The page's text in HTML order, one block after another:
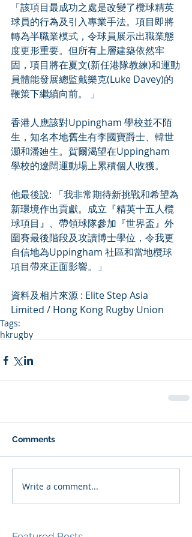
「該項目最成功之處是改變了欖球精英
球員的行為及引入專業手法。項目即將
轉為半職業模式，令球員展示出職業態
度更形重要。但所有上層建築依然牢
固，項目將在夏文(新任港隊教練)和運動
員體能發展總監戴樂克(Luke Davey)的
鞭策下繼續向前。 」
香港人應該對Uppingham 學校並不陌
生，知名本地舊生有李國寶爵士、韓世
灝和潘廸生。賀爾渴望在Uppingham
學校的遼闊運動場上累積個人收獲。
他最後說: 「我非常期待新挑戰和希望為
新環境作出貢獻。成立『精英十五人欖
球項目』、帶領球隊參加『世界盃』外
圍賽最後階段及攻讀博士學位，令我更
自信地為Uppingham 社區和當地欖球
項目帶來正面影響。」
資料及相片來源 : Elite Step Asia
Limited / Hong Kong Rugby Union
Tags:
hkrugby
Comments
Write a comment...